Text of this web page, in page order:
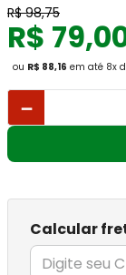
R$ 98,75
R$ 79,
ou R$ 88,16 em até 8x
－
Calcular